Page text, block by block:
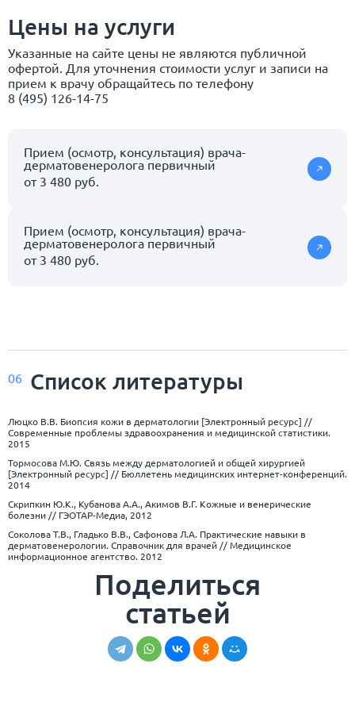
Цены на услуги
Указанные на сайте цены не являются публичной
офертой. Для уточнения стоимости услуг и записи на
прием к врачу обращайтесь по телефону
8 (495) 126-14-75
Прием (осмотр, консультация) врача-
дерматовенеролога первичный
от 3 480 руб.
Прием (осмотр, консультация) врача-
дерматовенеролога первичный
от 3 480 руб.
06 Список литературы
Люцко В.В. Биопсия кожи в дерматологии [Электронный ресурс] //
Современные проблемы здравоохранения и медицинской статистики.
2015
Тормосова М.Ю. Связь между дерматологией и общей хирургией
[Электронный ресурс] // Бюллетень медицинских интернет-конференций.
2014
Скрипкин Ю.К., Кубанова А.А., Акимов В.Г. Кожные и венерические
болезни // ГЭОТАР-Медиа, 2012
Соколова Т.В., Гладько В.В., Сафонова Л.А. Практические навыки в
дерматовенерологии. Справочник для врачей // Медицинское
информационное агентство. 2012
Поделиться
статьей